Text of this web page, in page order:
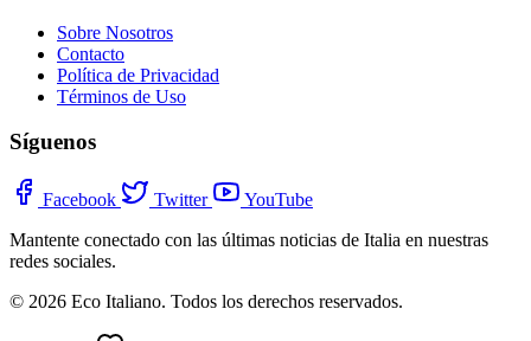
Sobre Nosotros
Contacto
Política de Privacidad
Términos de Uso
Síguenos
Facebook Twitter
YouTube
Mantente conectado con las últimas noticias de Italia en nuestras
redes sociales.
© 2026 Eco Italiano. Todos los derechos reservados.